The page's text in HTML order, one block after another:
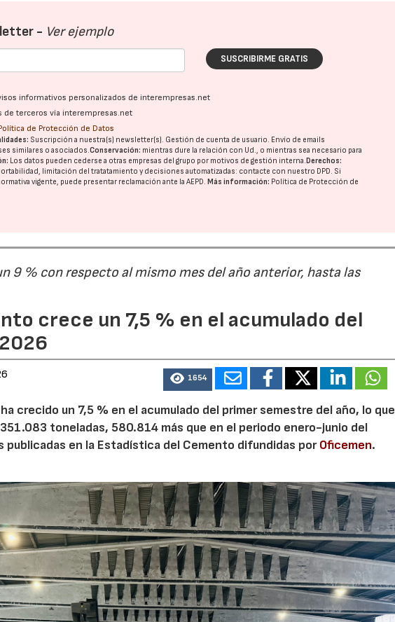
- Ver ejemplo
SUSCRIBIRME GRATIS
informativos personalizados de interempresas.net
terceros vía interempresas.net
de Protección de Datos
Suscripción a nuestra(s) newsletter(s). Gestión de cuenta de usuario. Envío de emails
similares o asociados.Conservación: mientras dure la relación con Ud., o mientras sea necesario para
Los datos pueden cederse a otras empresas del grupo por motivos de gestión interna. Derechos:
limitación del tratatamiento y decisiones automatizadas: contacte con nuestro DPD. Si
vigente, puede presentar reclamación ante laAEPD. Más información: Política de Protección de
9 % con respecto al mismo mes del año anterior, hasta las
crece un 7,5 % en el acumulado del
1654
crecido un 7,5 % en el acumulado del primer semestre del año, lo que
toneladas, 580.814 más que en el periodo enero-junio del
publicadas en la Estadística del Cemento difundidas porOficemen.